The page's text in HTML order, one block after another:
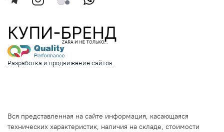
Разработка и продвижение сайтов
Вся представленная на сайте информация, касающаяся
технических характеристик, наличия на складе, стоимости